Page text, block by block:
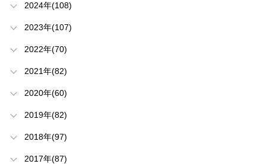
2024年(108)
2023年(107)
2022年(70)
2021年(82)
2020年(60)
2019年(82)
2018年(97)
2017年(87)